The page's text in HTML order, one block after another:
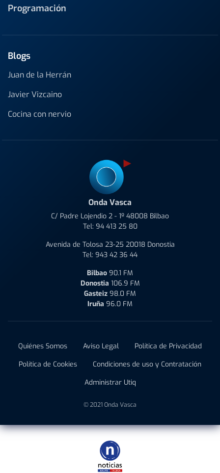
Programación
Blogs
Juan de la Herrán
Javier Vizcaino
Cocina con nervio
Onda Vasca
C/ Padre Lojendio 2 - 1º 48008 Bilbao
Tel: 94 413 25 80
Avenida de Tolosa 23-25 20018 Donostia
Tel: 943 42 36 44
Bilbao 90.1 FM
Donostia 106.9 FM
Gasteiz 98.0 FM
Iruña 96.0 FM
Quiénes Somos Aviso Legal
Política de Privacidad
Política de Cookies
Condiciones de uso y Contratación
Administrar Utiq
© 2021 Onda Vasca